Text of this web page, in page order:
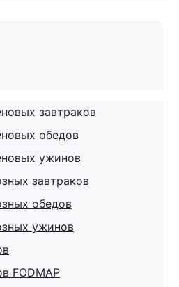
завтраков
обедов
ужинов
завтраков
обедов
ужинов
FODMAP